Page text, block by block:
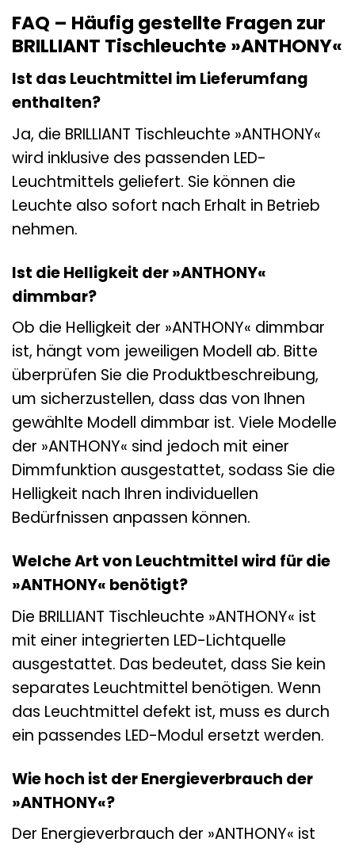
FAQ – Häufig gestellte Fragen zur
BRILLIANT Tischleuchte »ANTHONY«
Ist das Leuchtmittel im Lieferumfang
enthalten?
Ja, die BRILLIANT Tischleuchte »ANTHONY«
wird inklusive des passenden LED-
Leuchtmittels geliefert. Sie können die
Leuchte also sofort nach Erhalt in Betrieb
nehmen.
Ist die Helligkeit der »ANTHONY«
dimmbar?
Ob die Helligkeit der »ANTHONY« dimmbar
ist, hängt vom jeweiligen Modell ab. Bitte
überprüfen Sie die Produktbeschreibung,
um sicherzustellen, dass das von Ihnen
gewählte Modell dimmbar ist. Viele Modelle
der »ANTHONY« sind jedoch mit einer
Dimmfunktion ausgestattet, sodass Sie die
Helligkeit nach Ihren individuellen
Bedürfnissen anpassen können.
Welche Art von Leuchtmittel wird für die
»ANTHONY« benötigt?
Die BRILLIANT Tischleuchte »ANTHONY« ist
mit einer integrierten LED-Lichtquelle
ausgestattet. Das bedeutet, dass Sie kein
separates Leuchtmittel benötigen. Wenn
das Leuchtmittel defekt ist, muss es durch
ein passendes LED-Modul ersetzt werden.
Wie hoch ist der Energieverbrauch der
»ANTHONY«?
Der Energieverbrauch der »ANTHONY« ist